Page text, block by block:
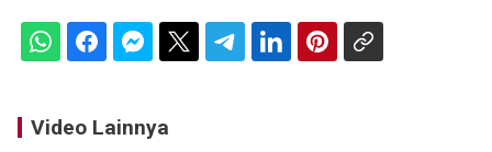
Video Lainnya